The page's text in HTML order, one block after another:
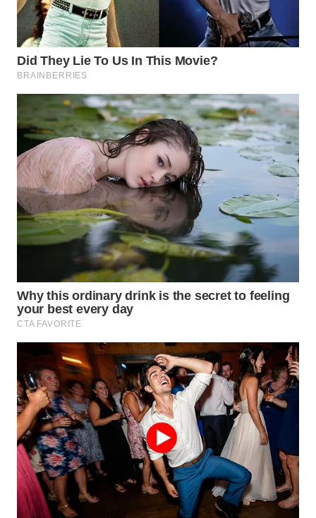
WN
PRIANGAN
TIMUR
WN
SEMARANG
WN
SOLO
WN
BOROBUDUR
WN
WN
SURABAYA
WN
NATUNA
WN
BINTAN
WN
MANDALIKA
WN